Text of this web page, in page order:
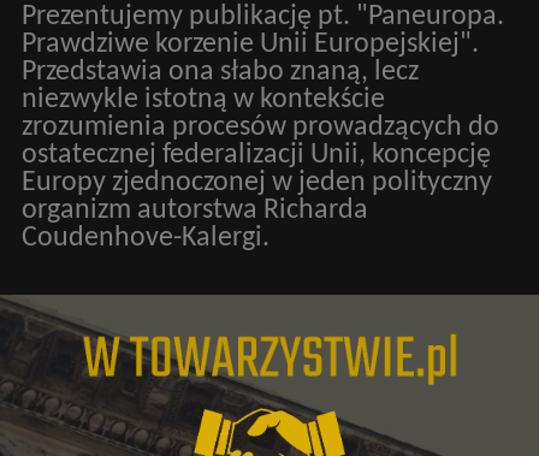
Prezentujemy publikację pt. "Paneuropa.
Prawdziwe korzenie Unii Europejskiej".
Przedstawia ona słabo znaną, lecz
niezwykle istotną w kontekście
zrozumienia procesów prowadzących do
ostatecznej federalizacji Unii, koncepcję
Europy zjednoczonej w jeden polityczny
organizm autorstwa Richarda
Coudenhove-Kalergi.